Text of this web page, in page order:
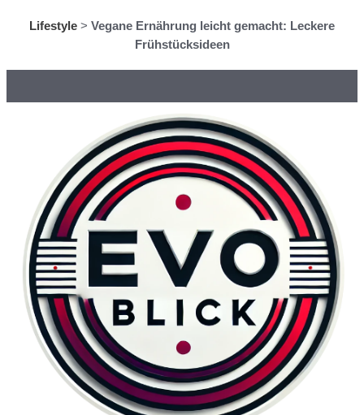
Lifestyle > Vegane Ernährung leicht gemacht: Leckere
Frühstücksideen